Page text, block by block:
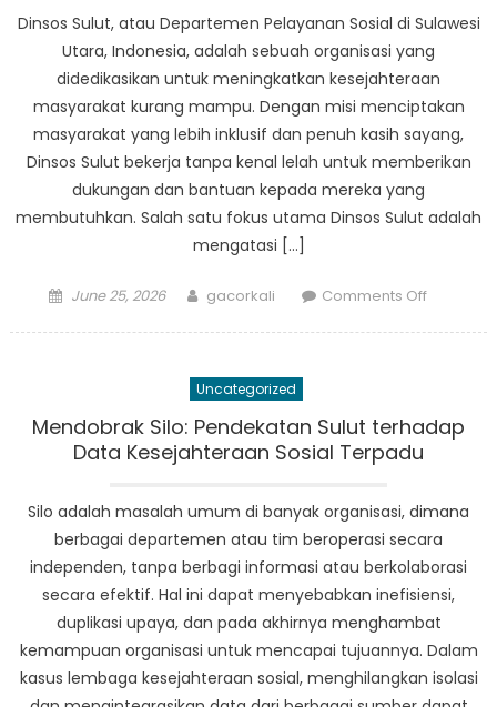
Khusus
Berita
Sosial
Dinsos Sulut, atau Departemen Pelayanan Sosial di Sulawesi
Utara, Indonesia, adalah sebuah organisasi yang
didedikasikan untuk meningkatkan kesejahteraan
masyarakat kurang mampu. Dengan misi menciptakan
masyarakat yang lebih inklusif dan penuh kasih sayang,
Dinsos Sulut bekerja tanpa kenal lelah untuk memberikan
dukungan dan bantuan kepada mereka yang
membutuhkan. Salah satu fokus utama Dinsos Sulut adalah
mengatasi […]
Posted
June 25, 2026 Author
gacorkali Comments Offon
yang
dan
Berbelas
Kasih
Uncategorized
Mendobrak Silo: Pendekatan Sulut terhadap
Data Kesejahteraan Sosial Terpadu
Silo adalah masalah umum di banyak organisasi, dimana
berbagai departemen atau tim beroperasi secara
independen, tanpa berbagi informasi atau berkolaborasi
secara efektif. Hal ini dapat menyebabkan inefisiensi,
duplikasi upaya, dan pada akhirnya menghambat
kemampuan organisasi untuk mencapai tujuannya. Dalam
kasus lembaga kesejahteraan sosial, menghilangkan isolasi